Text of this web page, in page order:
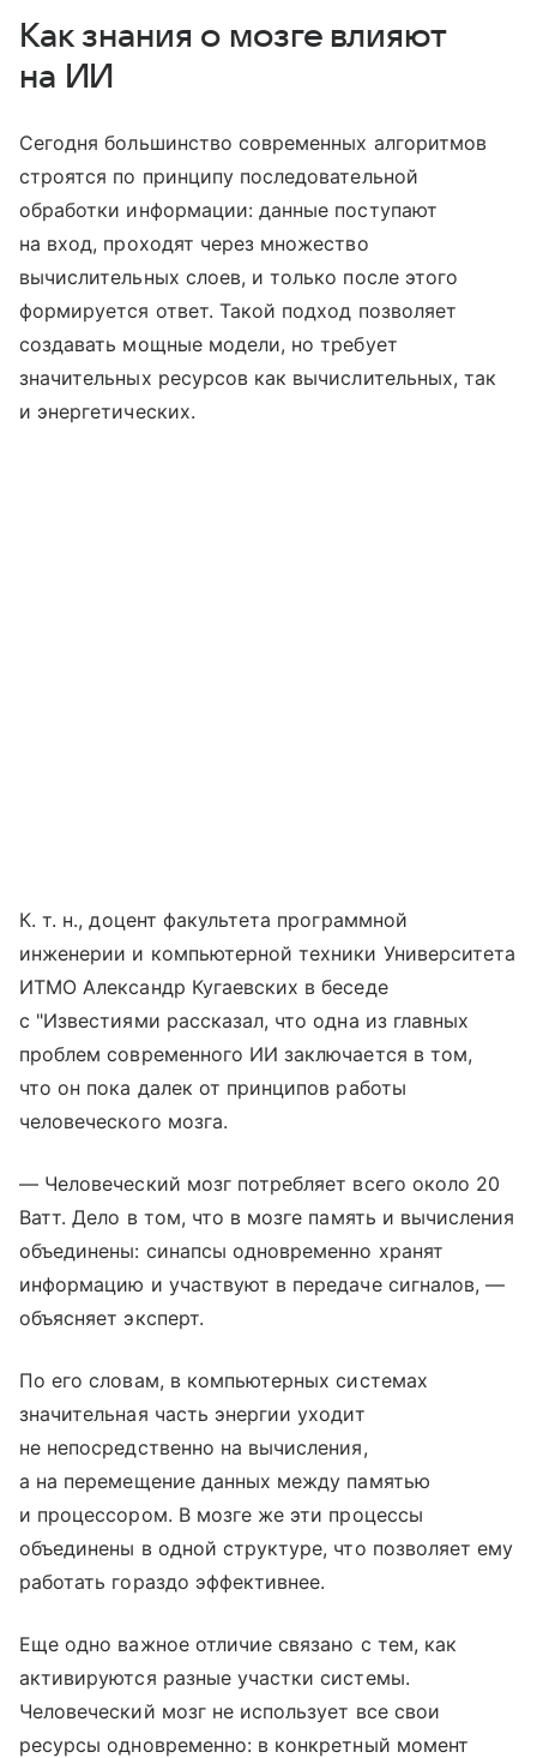
Как знания о мозге влияют
на ИИ
Сегодня большинство современных алгоритмов
строятся по принципу последовательной
обработки информации: данные поступают
на вход, проходят через множество
вычислительных слоев, и только после этого
формируется ответ. Такой подход позволяет
создавать мощные модели, но требует
значительных ресурсов как вычислительных, так
и энергетических.
К. т. н., доцент факультета программной
инженерии и компьютерной техники Университета
ИТМО Александр Кугаевских в беседе
с "Известиями рассказал, что одна из главных
проблем современного ИИ заключается в том,
что он пока далек от принципов работы
человеческого мозга.
— Человеческий мозг потребляет всего около 20
Ватт. Дело в том, что в мозге память и вычисления
объединены: синапсы одновременно хранят
информацию и участвуют в передаче сигналов, —
объясняет эксперт.
По его словам, в компьютерных системах
значительная часть энергии уходит
не непосредственно на вычисления,
а на перемещение данных между памятью
и процессором. В мозге же эти процессы
объединены в одной структуре, что позволяет ему
работать гораздо эффективнее.
Еще одно важное отличие связано с тем, как
активируются разные участки системы.
Человеческий мозг не использует все свои
ресурсы одновременно: в конкретный момент